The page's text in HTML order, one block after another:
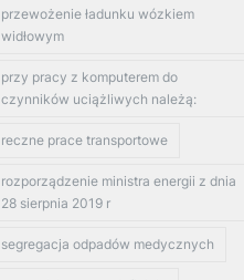
przewożenie ładunku wózkiem
widłowym
przy pracy z komputerem do
czynników uciążliwych należą:
reczne prace transportowe
rozporządzenie ministra energii z dnia
28 sierpnia 2019 r
segregacja odpadów medycznych